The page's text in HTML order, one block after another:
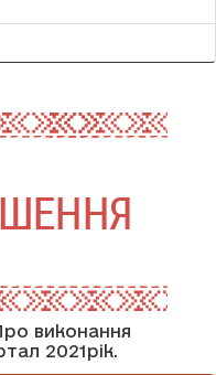
виконання
2021рік.